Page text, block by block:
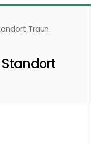
Traun
Standort